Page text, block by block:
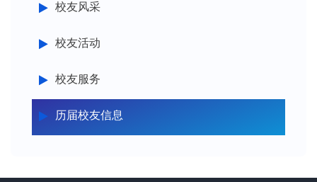
校友风采
校友活动
校友服务
历届校友信息